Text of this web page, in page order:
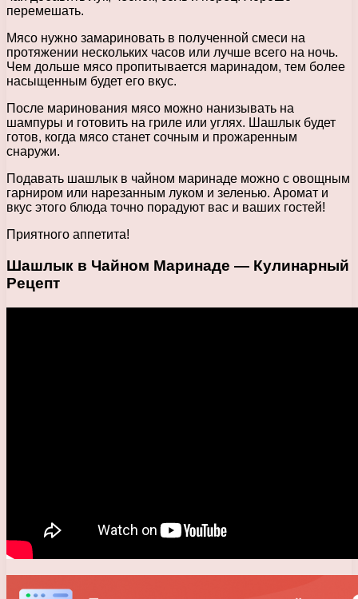
перемешать.
Мясо нужно замариновать в полученной смеси на
протяжении нескольких часов или лучше всего на ночь.
Чем дольше мясо пропитывается маринадом, тем более
насыщенным будет его вкус.
После маринования мясо можно нанизывать на
шампуры и готовить на гриле или углях. Шашлык будет
готов, когда мясо станет сочным и прожаренным
снаружи.
Подавать шашлык в чайном маринаде можно с овощным
гарниром или нарезанным луком и зеленью. Аромат и
вкус этого блюда точно порадуют вас и ваших гостей!
Приятного аппетита!
Шашлык в Чайном Маринаде — Кулинарный
Рецепт